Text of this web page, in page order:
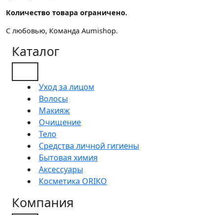
Количество товара ограничено.
С любовью, Команда Aumishop.
Каталог
Уход за лицом
Волосы
Макияж
Очищение
Тело
Средства личной гигиены
Бытовая химия
Аксессуары
Косметика ORIKO
Компания